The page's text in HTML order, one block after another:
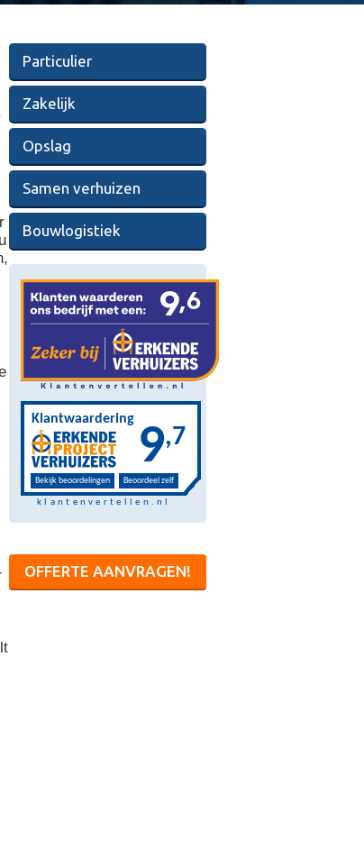
Particulier
Zakelijk
Opslag
Samen verhuizen
Bouwlogistiek
OFFERTE AANVRAGEN!